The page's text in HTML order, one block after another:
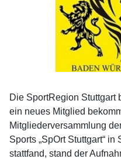
Die SportRegion Stuttgart
ein neues Mitglied
Mitgliederversammlung
Sports „SpOrt Stuttgart“
stattfand, stand der